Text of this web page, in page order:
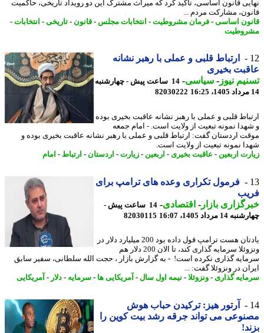
قانون اساسی، تأکید کرد که میراث مشترک این دو رویداد تاریخی، حاکمیت
مشارکت مردم ...
اساسی-فرمان مشروطیت-انتخابات مجلس-قانون-تاریخی -انتخابات-
ارتباط قلبی و عملی با رهبر نشانه
بخیری
نیوز-سیاسی-
14 ساعت پیش - چهارشنبه
82030222
قلبی و عملی با رهبر نشانه عاقبت بخیری بوده
نمونه تبعیت از ولایت است. - امام جمعه
اردستان گفت: ارتباط قلبی و عملی با رهبر نشانه عاقبت بخیری بوده و
نمونه تبعیت از ولایت است.
اربعین -عاقبت بخیری- اربعین -زیارت- اردستان-ارتباط -امام
فرمول تکراری وعده های ترامپ برای
بازار- اقتصادی-
14 ساعت پیش -
مرداد 1405، 16:07
82030115
یادتان هست ترامپ قول داده بود 200 میلیارد دلار در
ونزوئلا سرمایه گذاری کند، تا الان 200 دلار هم
گذاری نکرده است! - به گزارش بازار ، حجت الله سلطانی، سفیر سابق
در ونزوئلا گفت: ...
گذاری- ونزوئلا-نیمه اول سال -آمریکایی ها- سرمایه -دلار-آمریکایی
آرتور هیز: ترکیدن حباب هوش
می تواند جرقه رشد بیت کوین را